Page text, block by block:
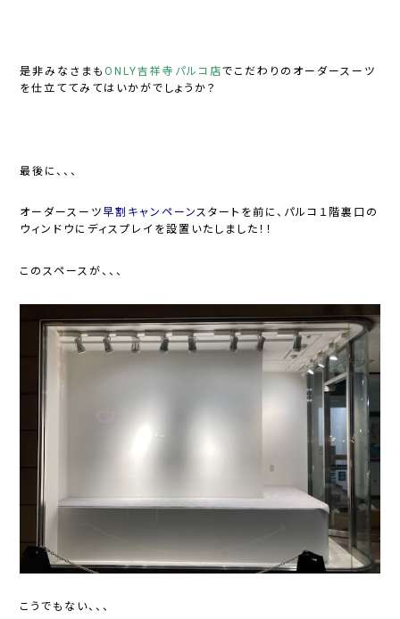
是非みなさまもONLY吉祥寺パルコ店でこだわりのオーダースーツ
を仕立ててみてはいかがでしょうか？
最後に、、、
オーダースーツ 早割キャンペーンスタートを前に、パルコ１階裏口の
ウィンドウにディスプレイを設置いたしました！！
このスペースが、、、
こうでもない、、、